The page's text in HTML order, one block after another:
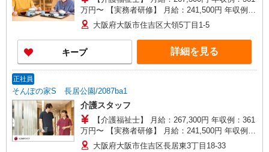
万円〜 【実務者研修】 月給：241,500円 年収例：
330万円〜 【初任者研修】 月給：235,700円 年収
例：325万円〜 ※職務手当、働きがい向上手当、
日祝手当（月平均2回分）、夜勤手当（月平均5回
分）等、毎月平均的に支払われる手当を含みま
す。 ※介護福祉士のみ、特別職務手当も含む ◎残
与 基本給2.08ヶ月分/年支給
大阪府大阪市住吉区大領5丁目1-5
キープ 詳細を見る
正社員
そんぽの家S 長居公園/2087ba1
介護スタッフ
【介護福祉士】 月給：267,300円 年収例：361
万円〜 【実務者研修】 月給：241,500円 年収例：
330万円〜 【初任者研修】 月給：235,700円 年収
大阪府大阪市住吉区長居東3丁目18-33